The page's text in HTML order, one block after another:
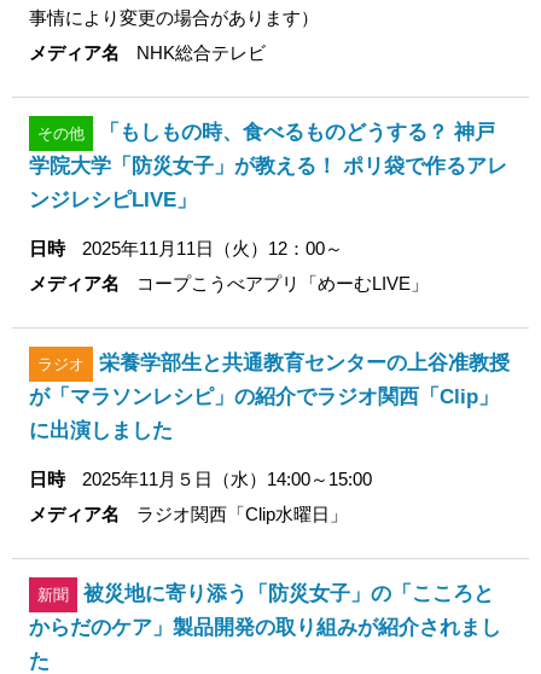
事情により変更の場合があります）
メディア名
NHK総合テレビ
その他
「もしもの時、食べるものどうする？ 神戸
学院大学「防災女子」が教える！ ポリ袋で作るアレ
ンジレシピLIVE」
日時
2025年11月11日（火）12：00～
メディア名
コープこうべアプリ「めーむLIVE」
ラジオ
栄養学部生と共通教育センターの上谷准教授
が「マラソンレシピ」の紹介でラジオ関西「Clip」
に出演しました
日時
2025年11月５日（水）14:00～15:00
メディア名
ラジオ関西「Clip水曜日」
新聞
被災地に寄り添う「防災女子」の「こころと
からだのケア」製品開発の取り組みが紹介されまし
た